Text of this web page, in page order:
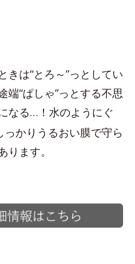
きは“とろ～”っとしてい
端“ぱしゃ”っとする不思
なる…！水のようにぐ
っかりうるおい膜で守ら
ます。